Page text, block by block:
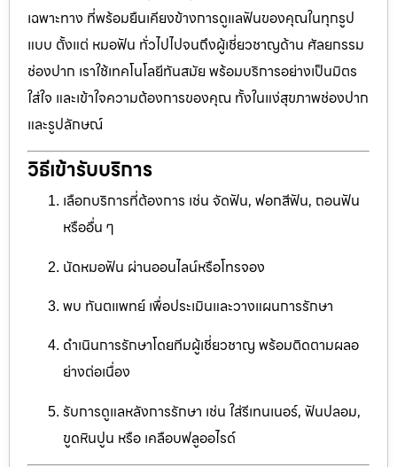
เฉพาะทาง ที่พร้อมยืนเคียงข้างการดูแลฟันของคุณในทุกรูป
แบบ ตั้งแต่ หมอฟัน ทั่วไปไปจนถึงผู้เชี่ยวชาญด้าน ศัลยกรรม
ช่องปาก เราใช้เทคโนโลยีทันสมัย พร้อมบริการอย่างเป็นมิตร
ใส่ใจ และเข้าใจความต้องการของคุณ ทั้งในแง่สุขภาพช่องปาก
และรูปลักษณ์
วิธีเข้ารับบริการ
เลือกบริการที่ต้องการ เช่น จัดฟัน, ฟอกสีฟัน, ถอนฟัน
หรืออื่น ๆ
นัดหมอฟัน ผ่านออนไลน์หรือโทรจอง
พบ ทันตแพทย์ เพื่อประเมินและวางแผนการรักษา
ดำเนินการรักษาโดยทีมผู้เชี่ยวชาญ พร้อมติดตามผลอ
ย่างต่อเนื่อง
รับการดูแลหลังการรักษา เช่น ใส่รีเทนเนอร์, ฟันปลอม,
ขูดหินปูน หรือ เคลือบฟลูออไรด์